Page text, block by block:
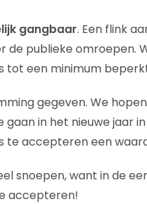
gangbaar. Een flink
de publieke omroepen.
tot een minimum
gegeven. We
in het nieuwe jaar
te accepteren een
snoepen, want in de
accepteren!